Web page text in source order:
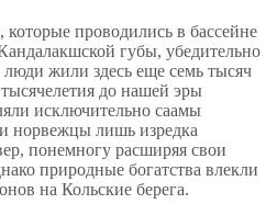
которые проводились в бассейне
губы, убедительно
люди жили здесь еще семь тысяч
до нашей эры
исключительно саамы
норвежцы лишь изредка
понемногу расширяя свои
природные богатства влекли
на Кольские берега.